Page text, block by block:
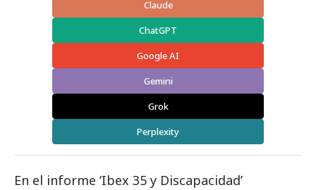
Claude
ChatGPT
Google AI
Gemini
Grok
Perplexity
En el informe ‘Ibex 35 y Discapacidad’